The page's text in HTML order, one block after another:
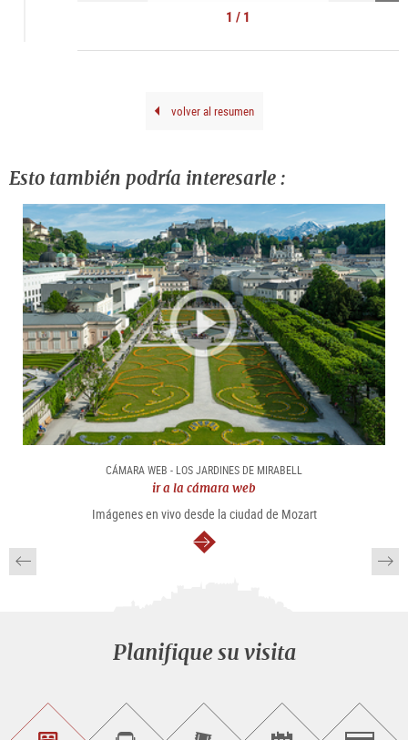
1 / 1
volver al resumen
Esto también podría interesarle :
CÁMARA WEB - LOS JARDINES DE MIRABELL
ir a la cámara web
Imágenes en vivo desde la ciudad de Mozart
continuar
Planifique su visita